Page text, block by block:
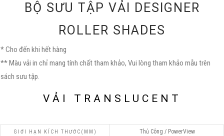
BỘ SƯU TẬP VẢI DESIGNER
ROLLER SHADES
* Cho đến khi hết hàng
** Màu vải in chỉ mang tính chất tham khảo, Vui lòng tham khảo mẫu trên
sách sưu tập.
VẢI TRANSLUCENT
Thủ Công / PowerView